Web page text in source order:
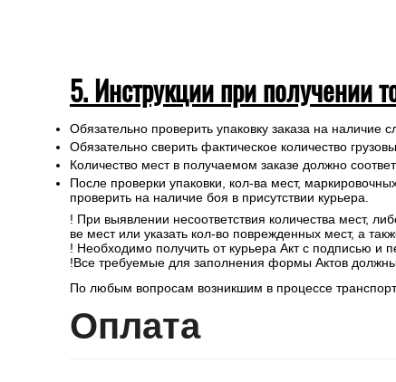
5. Инструкции при получении
Обязательно проверить упаковку заказа на
Обязательно сверить фактическое количество
Количество мест в получаемом заказе должно
После проверки упаковки, кол-ва мест,
проверить на наличие боя в присутствии курьера.
! При выявлении несоответствия количества мест,
ве мест или указать кол-во поврежденных мест, а
! Необходимо получить от курьера Акт с подписью и
!Все требуемые для заполнения формы Актов
По любым вопросам возникшим в процессе
Оплата